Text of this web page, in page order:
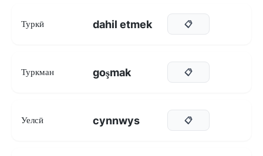
Туркӣ dahil etmek 📋
Туркман goşmak 📋
Уелсӣ cynnwys 📋